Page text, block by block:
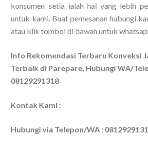
konsumen setia ialah hal yang lebih
untuk kami. Buat pemesanan hubungi
atau klik tombol di bawah untuk
Info Rekomendasi Terbaru Konveksi
Terbaik di Parepare, Hubungi WA/
08129291318
Kontak Kami :
Hubungi via Telepon/WA :